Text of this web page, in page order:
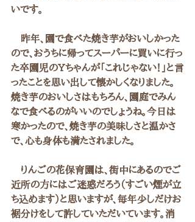
いです。
昨年、園で食べた焼き芋がおいしかった
ので、おうちに帰ってスーパーに買いに行っ
た卒園児のYちゃんが「これじゃない！」と言
ったことを思い出して懐かしくなりました。
焼き芋のおいしさはもちろん、園庭でみん
なで食べるのがいいのでしょうね。今日は
寒かったので、焼き芋の美味しさと温かさ
で、心も身体も満たされました。
りんごの花保育園は、街中にあるのでご
近所の方にはご迷惑だろう（すごい煙が立
ち込めます）と思いますが、毎年少しだけお
裾分けをして許していただいています。消